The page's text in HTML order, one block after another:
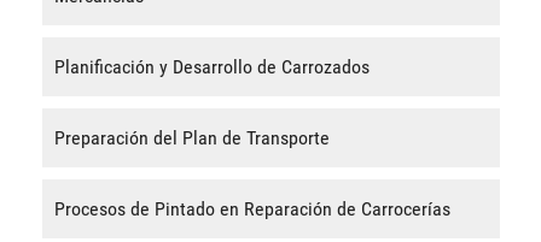
Planificación y Desarrollo de Carrozados
Preparación del Plan de Transporte
Procesos de Pintado en Reparación de Carrocerías